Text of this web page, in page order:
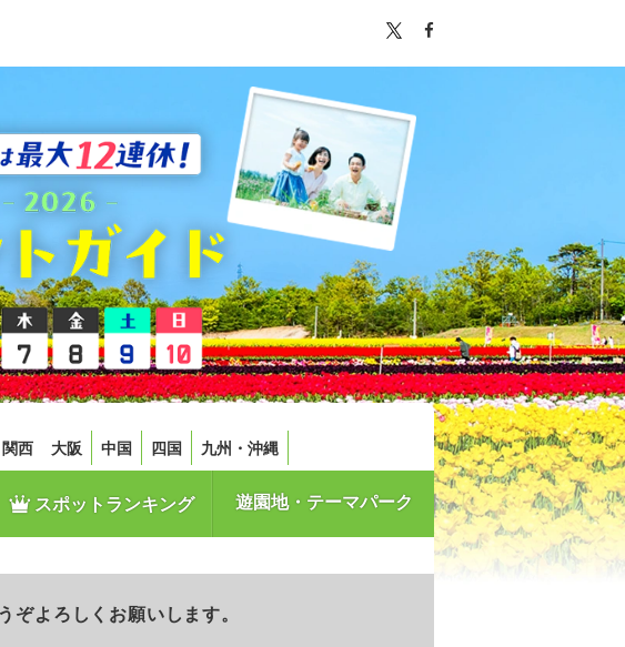
関西 大阪 中国 四国 九州・沖縄
スポットランキング 遊園地・テーマパーク
よろしくお願いします。